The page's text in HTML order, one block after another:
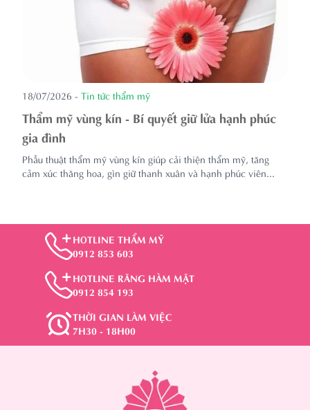
18/07/2026 - Tin tức thẩm mỹ
Thẩm mỹ vùng kín - Bí quyết giữ lửa hạnh phúc
gia đình
Phẫu thuật thẩm mỹ vùng kín giúp cải thiện thẩm mỹ, tăng
cảm xúc thăng hoa, gìn giữ thanh xuân và hạnh phúc viên...
HOTLINE THẨM MỸ
0912 853 603
HOTLINE RĂNG HÀM MẶT
0912 854 193
THỜI GIAN LÀM VIỆC
7H30 - 18H00